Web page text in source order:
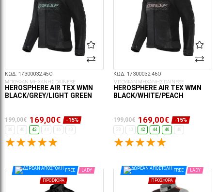
ΚΩΔ. 17300032.45O
ΜΠΟΥΦΑΝ ΜΗΧΑΝΗΣ DAINESE
HEROSPHERE AIR TEX WMN
BLACK/GREY/LIGHT GREEN
199,00€ 169,00€ -15%
38 40 42 44 46 48
ΚΩΔ. 17300032.46O
ΜΠΟΥΦΑΝ ΜΗΧΑΝΗΣ DAINESE
HEROSPHERE AIR TEX WMN
BLACK/WHITE/PEACH
199,00€ 169,00€ -15%
38 40 42 44 46 48
FREE LADY
ΠΡΟΣΦΟΡΆ
FREE LADY
ΠΡΟΣΦΟΡΆ